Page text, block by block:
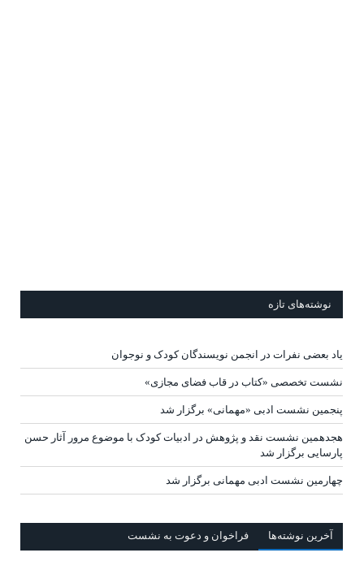
نوشته‌های تازه
یاد بعضی نفرات در انجمن نویسندگان کودک و نوجوان
نشست تخصصی «کتاب در قاب فضای مجازی»
پنجمین نشست ادبی «مهمانی» برگزار شد
هجدهمین نشست نقد و پژوهش در ادبیات کودک با موضوع مرور آثار حسن
پارسایی برگزار شد
چهارمین نشست ادبی مهمانی برگزار شد
آخرين‌ نوشته‌ها فراخوان و دعوت به نشست